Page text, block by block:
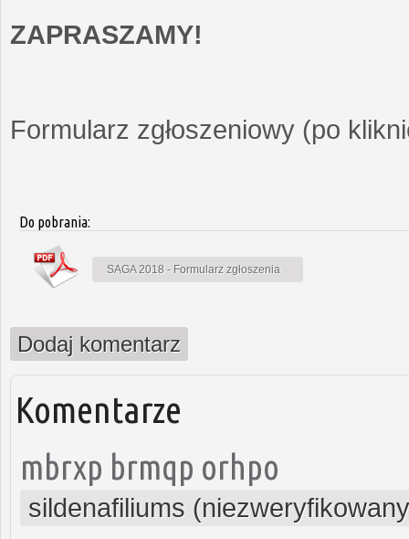
ZAPRASZAMY!
Formularz zgłoszeniowy (po
Do pobrania:
SAGA 2018 - Formularz zgłoszenia
Dodaj komentarz
Komentarze
mbrxp brmqp orhpo
sildenafiliums